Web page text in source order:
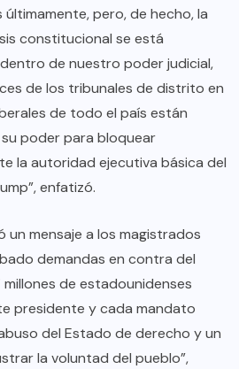
últimamente, pero, de hecho, la
constitucional se está
de nuestro poder judicial,
de los tribunales de distrito en
de todo el país están
poder para bloquear
la autoridad ejecutiva básica del
enfatizó.
un mensaje a los magistrados
demandas en contra del
millones de estadounidenses
presidente y cada mandato
del Estado de derecho y un
la voluntad del pueblo”,